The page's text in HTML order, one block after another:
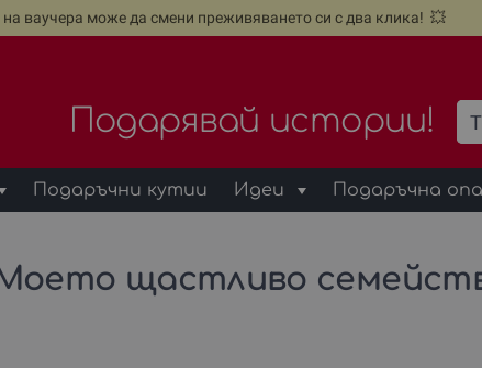
на ваучера може да смени преживяването си с два клика! 💥
Подарявай истории!
Подаръчни кутии Идеи Подаръчна
щастливо